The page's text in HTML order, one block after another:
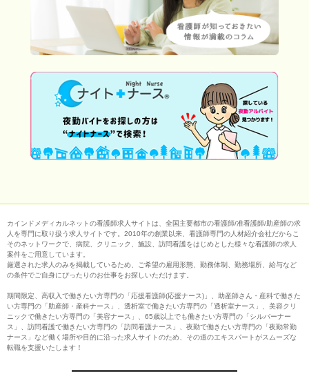
カインドメディカルネットの看護師求人サイトは、全国主要都市の看護師/准看護師/助産師の求
人を専門に取り扱う求人サイトです。2010年の創業以来、看護師専門の人材紹介会社だからこ
そのネットワークで、病院、クリニック、施設、訪問看護をはじめとした様々な看護師の求人
案件をご用意しています。
厳選された求人のみを掲載しているため、ご希望の雇用形態、勤務体制、勤務場所、給与など
の条件でご自身にぴったりのお仕事をお探しいただけます。
期間限定、高収入で働きたい方専門の「応援看護師(応援ナース)」、助産師さん・産科で働きた
い方専門の「助産師・産科ナース」、透析室で働きたい方専門の「透析室ナース」、美容クリ
ニックで働きたい方専門の「美容ナース」、65歳以上でも働きたい方専門の「シルバーナー
ス」、訪問看護で働きたい方専門の「訪問看護ナース」、夜勤で働きたい方専門の「夜勤常勤
ナース」など働く場所や目的に沿った求人サイトのため、その道のエキスパートがスムーズな
転職を支援いたします！